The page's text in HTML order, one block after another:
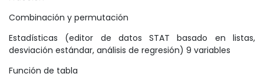
Combinación y permutación
Estadísticas (editor de datos STAT basado en listas,
desviación estándar, análisis de regresión) 9 variables
Función de tabla